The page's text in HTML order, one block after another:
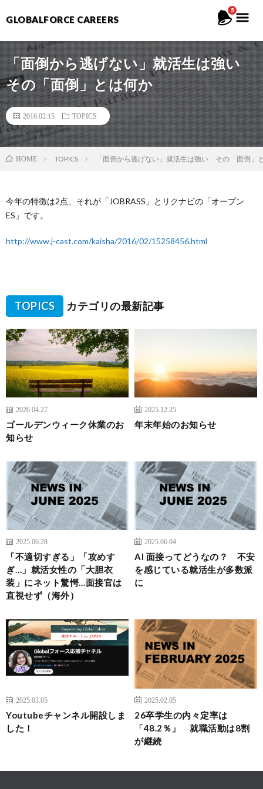
5
GLOBALFORCE CAREERS
「面倒から逃げない」就活生は強い
その「面倒」とは何か
2016.02.15 TOPICS
HOME TOPICS 「面倒から逃げない」就活生は強い その「面倒」
今年の特徴は2点、それが「JOBRASS」とリクナビの「オープン
ES」です。
http://www.j-cast.com/kaisha/2016/02/15258456.html
TOPICS カテゴリの最新記事
2026.04.27
ゴールデンウィーク休業のお
知らせ
2025.12.25
年末年始のお知らせ
2025.06.28
「不適切すぎる」「攻めす
ぎ…」就活女性の「大胆衣
装」にネット驚愕…面接官は
直視せず（海外）
2025.06.04
AI 面接ってどうなの？ 不安
を感じている就活生が多数派
に
2025.03.05
Youtubeチャンネル開設しま
した！
2025.02.05
26卒学生の内々定率は
「48.2％」 就職活動は8割
が継続